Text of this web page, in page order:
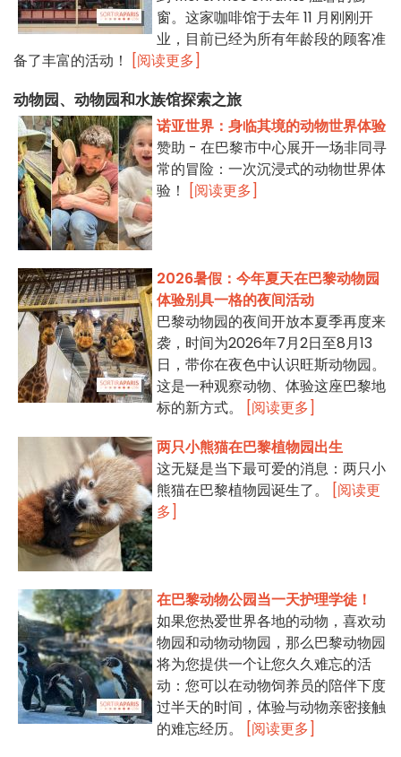
窗。这家咖啡馆于去年 11 月刚刚开
业，目前已经为所有年龄段的顾客准
备了丰富的活动！
[阅读更多]
动物园、动物园和水族馆探索之旅
诺亚世界：身临其境的动物世界体验
赞助 - 在巴黎市中心展开一场非同寻
常的冒险：一次沉浸式的动物世界体
验！
[阅读更多]
2026暑假：今年夏天在巴黎动物园
体验别具一格的夜间活动
巴黎动物园的夜间开放本夏季再度来
袭，时间为2026年7月2日至8月13
日，带你在夜色中认识旺斯动物园。
这是一种观察动物、体验这座巴黎地
标的新方式。
[阅读更多]
两只小熊猫在巴黎植物园出生
这无疑是当下最可爱的消息：两只小
熊猫在巴黎植物园诞生了。
[阅读更
多]
在巴黎动物公园当一天护理学徒！
如果您热爱世界各地的动物，喜欢动
物园和动物动物园，那么巴黎动物园
将为您提供一个让您久久难忘的活
动：您可以在动物饲养员的陪伴下度
过半天的时间，体验与动物亲密接触
的难忘经历。
[阅读更多]